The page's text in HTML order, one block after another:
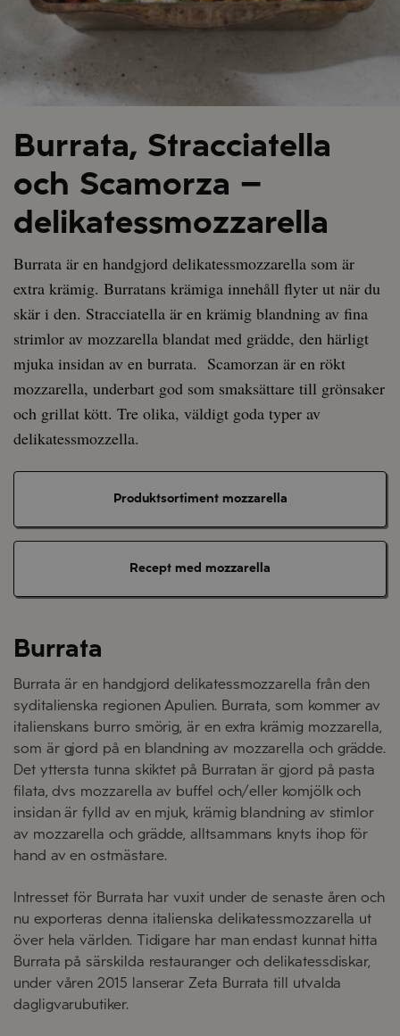
Burrata, Stracciatella
och Scamorza –
delikatessmozzarella
Burrata är en handgjord delikatessmozzarella som är
extra krämig. Burratans krämiga innehåll flyter ut när du
skär i den. Stracciatella är en krämig blandning av fina
strimlor av mozzarella blandat med grädde, den härligt
mjuka insidan av en burrata. Scamorzan är en rökt
mozzarella, underbart god som smaksättare till grönsaker
och grillat kött. Tre olika, väldigt goda typer av
delikatessmozzella.
Produktsortiment mozzarella
Recept med mozzarella
Burrata
Burrata är en handgjord delikatessmozzarella från den
syditalienska regionen Apulien. Burrata, som kommer av
italienskans burro smörig, är en extra krämig mozzarella,
som är gjord på en blandning av mozzarella och grädde.
Det yttersta tunna skiktet på Burratan är gjord på pasta
filata, dvs mozzarella av buffel och/eller komjölk och
insidan är fylld av en mjuk, krämig blandning av stimlor
av mozzarella och grädde, alltsammans knyts ihop för
hand av en ostmästare.
Intresset för Burrata har vuxit under de senaste åren och
nu exporteras denna italienska delikatessmozzarella ut
över hela världen. Tidigare har man endast kunnat hitta
Burrata på särskilda restauranger och delikatessdiskar,
under våren 2015 lanserar Zeta Burrata till utvalda
dagligvarubutiker.